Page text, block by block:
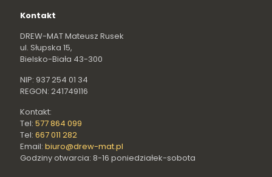
Kontakt
DREW-MAT Mateusz Rusek
ul. Słupska 15,
Bielsko-Biała 43-300
NIP: 937 254 01 34
REGON: 241749116
Kontakt:
Tel: 577 864 099
Tel: 667 011 282
Email: biuro@drew-mat.pl
Godziny otwarcia: 8-16 poniedziałek-sobota